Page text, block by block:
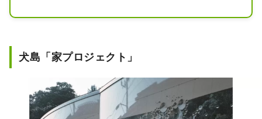
所美術館の敷地内にある製錬所跡は、
定されました。
アートの島として、国土交通省「島の
宝100景」に選ばれました。
犬島「家プロジェクト」